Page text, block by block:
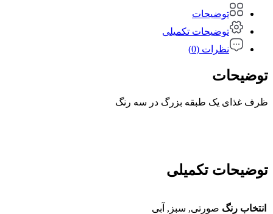
توضیحات
توضیحات تکمیلی
نظرات (0)
توضیحات
ظرف غذای یک طبقه بزرگ در سه رنگ
توضیحات تکمیلی
انتخاب رنگ صورتی, سبز, آبی